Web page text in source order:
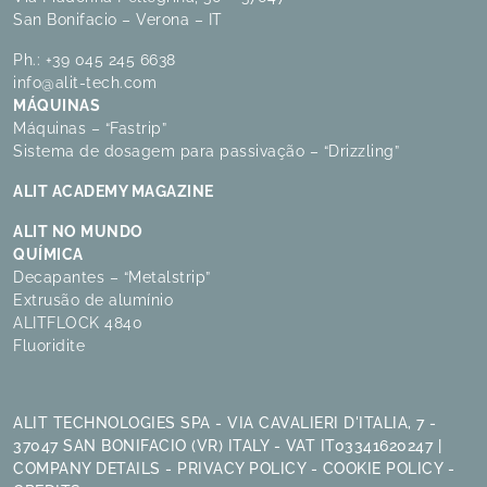
San Bonifacio – Verona – IT
Ph.: +39 045 245 6638
info@alit-tech.com
MÁQUINAS
Máquinas – “Fastrip”
Sistema de dosagem para passivação – “Drizzling”
ALIT ACADEMY MAGAZINE
ALIT NO MUNDO
QUÍMICA
Decapantes – “Metalstrip”
Extrusão de alumínio
ALITFLOCK 4840
Fluoridite
ALIT TECHNOLOGIES SPA - VIA CAVALIERI D'ITALIA, 7 -
37047 SAN BONIFACIO (VR) ITALY - VAT IT03341620247 |
COMPANY DETAILS - PRIVACY POLICY- COOKIE POLICY-